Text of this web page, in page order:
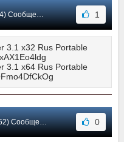
#25 1
3.1 x32 Rus Portable
3.1 x64 Rus Portable
#24 0